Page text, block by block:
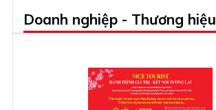
Doanh nghiệp - Thương hiệu